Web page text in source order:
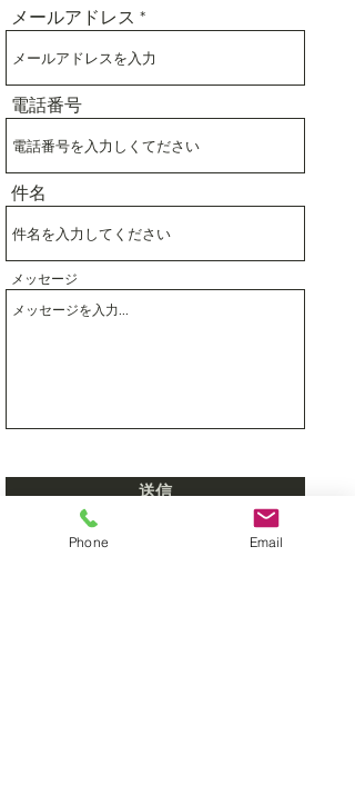
メールアドレス
電話番号
件名
メッセージ
送信
Phone Email